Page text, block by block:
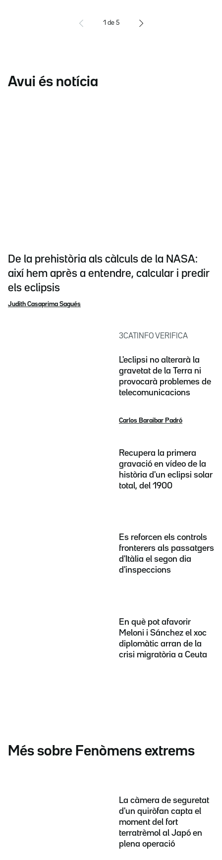
1 de 5
Avui és notícia
De la prehistòria als càlculs de la NASA:
així hem après a entendre, calcular i predir
els eclipsis
Judith Casaprima Sagués
3CATINFO VERIFICA
L'eclipsi no alterarà la
gravetat de la Terra ni
provocarà problemes de
telecomunicacions
Carlos Baraibar Padró
Recupera la primera
gravació en vídeo de la
història d'un eclipsi solar
total, del 1900
Es reforcen els controls
fronterers als passatgers
d'Itàlia el segon dia
d'inspeccions
En què pot afavorir
Meloni i Sánchez el xoc
diplomàtic arran de la
crisi migratòria a Ceuta
Més sobre Fenòmens extrems
La càmera de seguretat
d'un quiròfan capta el
moment del fort
terratrèmol al Japó en
plena operació